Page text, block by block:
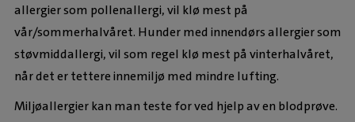
allergier som pollenallergi, vil klø mest på
vår/sommerhalvåret. Hunder med innendørs allergier som
støvmiddallergi, vil som regel klø mest på vinterhalvåret,
når det er tettere innemiljø med mindre lufting.
Miljøallergier kan man teste for ved hjelp av en blodprøve.